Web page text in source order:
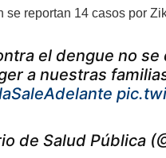
se reportan 14 casos por
el dengue no
a nuestras
de Salud Pública